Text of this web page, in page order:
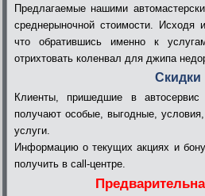
Предлагаемые нашими
среднерыночной стоимости. Исходя
что обратившись именно к
отрихтовать коленвал для джипа
Скидки
Клиенты, пришедшие в
получают особые, выгодные,
услуги.
Информацию о текущих акциях и
получить в call-центре.